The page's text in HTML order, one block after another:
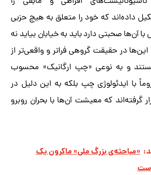
داده‌اند که خود را متعلق به هیچ حزبی
آن‌ها صحبتی دارد باید به خیابان بیاید نه
در حقیقت گروهی فراتر و واقعی‌تر از
و به نوعی «چپ ارگانیک» محسوب
با ایدئولوژی چپ بلکه به این دلیل در
گرفته‌اند که معیشت آن‌ها با بحران روبرو
«مباحثه‌ی بزرگ ملی» ماکرون یک